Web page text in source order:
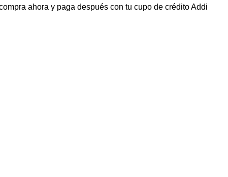
ahora y paga después con tu cupo de crédito Addi